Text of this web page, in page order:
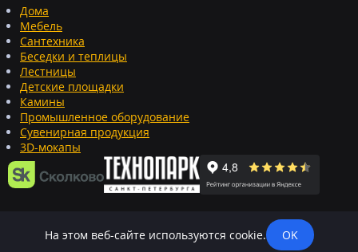
Дома
Мебель
Сантехника
Беседки и теплицы
Лестницы
Детские площадки
Камины
Промышленное оборудование
Сувенирная продукция
3D-мокапы
На этом веб-сайте используются cookie. OK